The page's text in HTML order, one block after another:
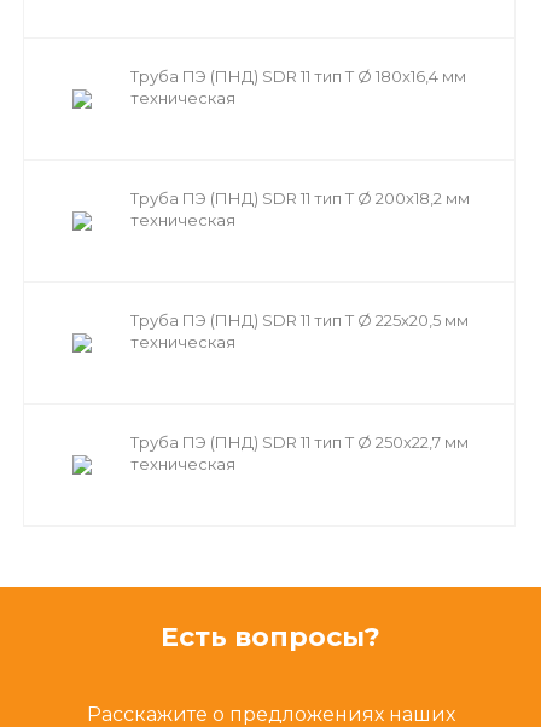
Труба ПЭ (ПНД) SDR 11 тип Т Ø 180х16,4 мм
техническая
Труба ПЭ (ПНД) SDR 11 тип Т Ø 200х18,2 мм
техническая
Труба ПЭ (ПНД) SDR 11 тип Т Ø 225х20,5 мм
техническая
Труба ПЭ (ПНД) SDR 11 тип Т Ø 250х22,7 мм
техническая
Есть вопросы?
Расскажите о предложениях наших